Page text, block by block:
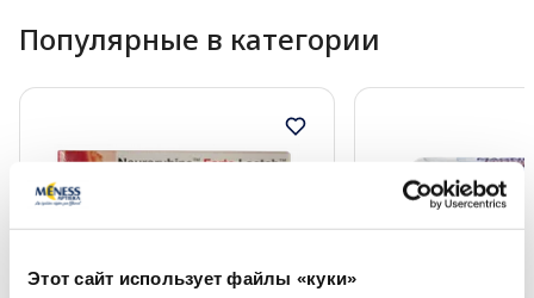
Этот сайт использует файлы «куки»
Популярные в категории